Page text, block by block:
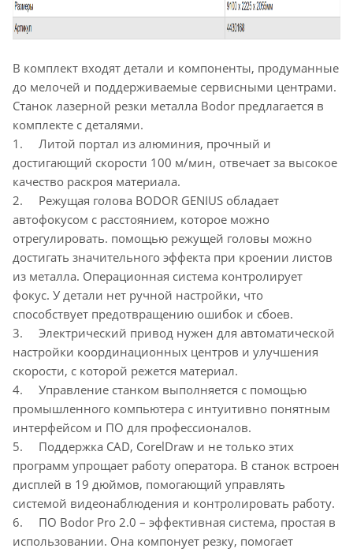
В комплект входят детали и компоненты, продуманные
до мелочей и поддерживаемые сервисными центрами.
Станок лазерной резки металла Bodor предлагается в
комплекте с деталями.
1. Литой портал из алюминия, прочный и
достигающий скорости 100 м/мин, отвечает за высокое
качество раскроя материала.
2. Режущая голова BODOR GENIUS обладает
автофокусом с расстоянием, которое можно
отрегулировать. помощью режущей головы можно
достигать значительного эффекта при кроении листов
из металла. Операционная система контролирует
фокус. У детали нет ручной настройки, что
способствует предотвращению ошибок и сбоев.
3. Электрический привод нужен для автоматической
настройки координационных центров и улучшения
скорости, с которой режется материал.
4. Управление станком выполняется с помощью
промышленного компьютера с интуитивно понятным
интерфейсом и ПО для профессионалов.
5. Поддержка CAD, CorelDraw и не только этих
программ упрощает работу оператора. В станок встроен
дисплей в 19 дюймов, помогающий управлять
системой видеонаблюдения и контролировать работу.
6. ПО Bodor Pro 2.0 – эффективная система, простая в
использовании. Она компонует резку, помогает